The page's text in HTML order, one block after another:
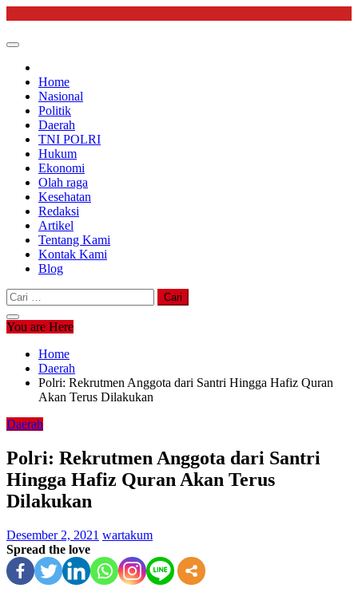
content
Home
Nasional
Politik
Daerah
TNI POLRI
Hukum
Ekonomi
Olah raga
Kesehatan
Redaksi
Artikel
Tentang Kami
Kontak Kami
Blog
Cari
untuk:
You are Here
Home
Daerah
Polri: Rekrutmen Anggota dari Santri Hingga Hafiz Quran
Akan Terus Dilakukan
Daerah
Polri: Rekrutmen Anggota dari Santri
Hingga Hafiz Quran Akan Terus
Dilakukan
Desember 2, 2021 wartakum
Spread the love